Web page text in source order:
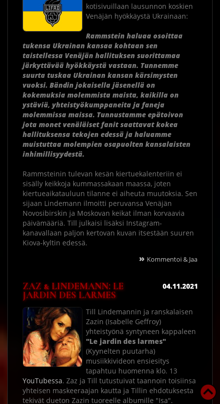
kotisivuillaan lausunnon koskien
Venäjän hyökkäystä Ukrainaan:
Rammstein haluaa osoittaa
tukensa Ukrainan kansaa kohtaan sen
taistellessa Venäjän hallituksen suorittamaa
järkyttävää hyökkäystä vastaan. Tunnemme
suurta tuskaa Ukrainan kansan kärsimysten
vuoksi. Bändin jokaisella jäsenellä on
kokemuksia molemmista maista, kaikilla on
ystäviä, yhteistyökumppaneita ja faneja
molemmissa maissa. Tunnustamme epätoivon
jota monet venäläiset fanit saattavat kokea
hallituksensa tekojen edessä ja haluamme
muistuttaa molempien osapuolten kansalaisten
inhimillisyydestä.
Rammsteinin tulevan kesän kiertuekalenteriin ei
sisälly keikkoja kummassakaan maassa, joten
kiertueaikatauluun tilanne ei aiheuta muutoksia. Sen
sijaan Lindemann ilmoitti peruvansa Venäjän
Novosibirskin ja Moskovan keikat ilman korvaavia
päivämääriä. Till julkaisi lisäksi Instagram-
kanavallaan paljon kertovan kuvan itsestään suuren
Kiova-kyltin edessä.
» Kommentoi & Jaa
ZAZ & LINDEMANN: LE
JARDIN DES LARMES
04.11.2021
Till Lindemannin ja ranskalaisen
Zazin (Isabelle Geffroy)
yhteistyönä syntyneen kappaleen
"Le jardin des larmes"
(Kyynelten puutarha)
musiikkivideon ensiesitys
tapahtuu huomenna klo. 13
YouTubessa. Zaz ja Till tutustuivat taannoin toisiinsa
yhteisen maskeeraajan kautta ja Tillin ehdotuksesta
tekivät dueton Zazin tuoreelle albumille "Isa".